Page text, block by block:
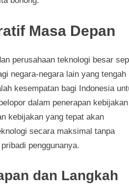
Masa Depan
perusahaan teknologi besar
negara-negara lain yang tengah
kesempatan bagi Indonesia
dalam penerapan kebijakan
kebijakan yang tepat akan
secara maksimal tanpa
penggunanya.
dan Langkah